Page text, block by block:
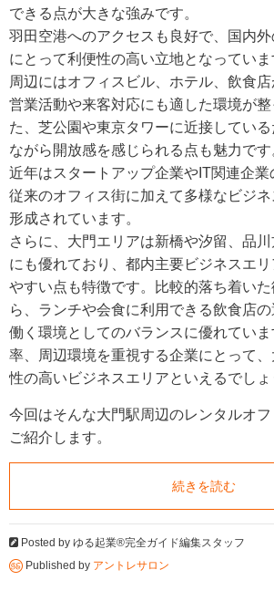
できる点が大きな強みです。
羽田空港へのアクセスも良好で、国内
にとって利便性の高い立地となっていま
周辺にはオフィスビル、ホテル、飲食店
営業活動や来客対応にも適した環境が整
た、芝公園や東京タワーに近接してい
ながら開放感を感じられる点も魅力です
近年はスタートアップ企業やIT関連企業
従来のオフィス街に加えて多様なビジ
形成されています。
さらに、大門エリアは新橋や汐留、品
にも優れており、都内主要ビジネスエ
やすい点も特徴です。比較的落ち着い
ら、ランチや会食に利用できる飲食店の
働く環境としてのバランスに優れてい
率、周辺環境を重視する企業にとって
性の高いビジネスエリアといえるでしょ
今回はそんな大門駅周辺のレンタルオ
ご紹介します。
続きを読む
Posted by ゆる起業®完全ガイド編集スタッフ
Published by アントレサロン